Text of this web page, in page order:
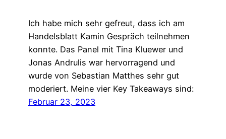
Ich habe mich sehr gefreut, dass ich am
Handelsblatt Kamin Gespräch teilnehmen
konnte. Das Panel mit Tina Kluewer und
Jonas Andrulis war hervorragend und
wurde von Sebastian Matthes sehr gut
moderiert. Meine vier Key Takeaways sind:
Februar 23, 2023